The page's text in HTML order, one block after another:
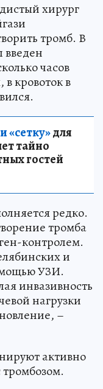
хирург
тромб. В
введен
часов
кровоток в
«сетку»для
тайно
гостей
редко.
тромба
контролем.
и
УЗИ.
инвазивность
нагрузки
–
активно
тромбозом.